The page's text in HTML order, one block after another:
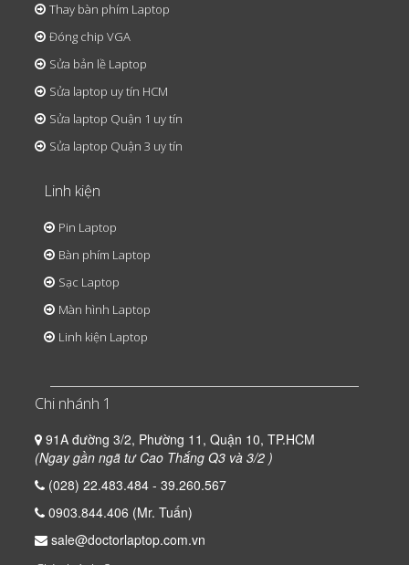
Thay bàn phím Laptop
Đóng chip VGA
Sửa bản lề Laptop
Sửa laptop uy tín HCM
Sửa laptop Quận 1 uy tín
Sửa laptop Quận 3 uy tín
Linh kiện
Pin Laptop
Bàn phím Laptop
Sạc Laptop
Màn hình Laptop
Linh kiện Laptop
Chi nhánh 1
91A đường 3/2, Phường 11, Quận 10, TP.HCM
(Ngay gần ngã tư Cao Thắng Q3 và 3/2 )
(028) 22.483.484 - 39.260.567
0903.844.406 (Mr. Tuấn)
sale@doctorlaptop.com.vn